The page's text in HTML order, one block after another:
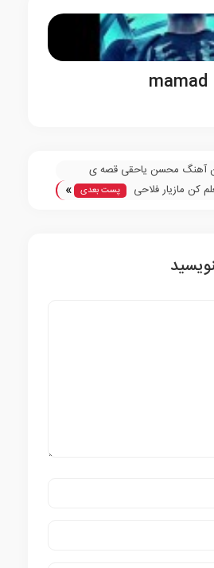
mamad
آهنگ محسن یاحقی قصه ی
کن مازیار فلاحی پست بعدی »